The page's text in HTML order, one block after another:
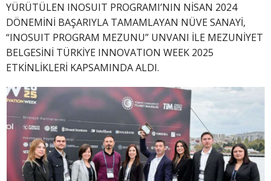
YÜRÜTÜLEN INOSUIT PROGRAMI’NIN NİSAN 2024
DÖNEMİNİ BAŞARIYLA TAMAMLAYAN NÜVE SANAYİ,
“INOSUIT PROGRAM MEZUNU” UNVANI İLE MEZUNİYET
BELGESİNİ TÜRKİYE INNOVATION WEEK 2025
ETKİNLİKLERİ KAPSAMINDA ALDI.